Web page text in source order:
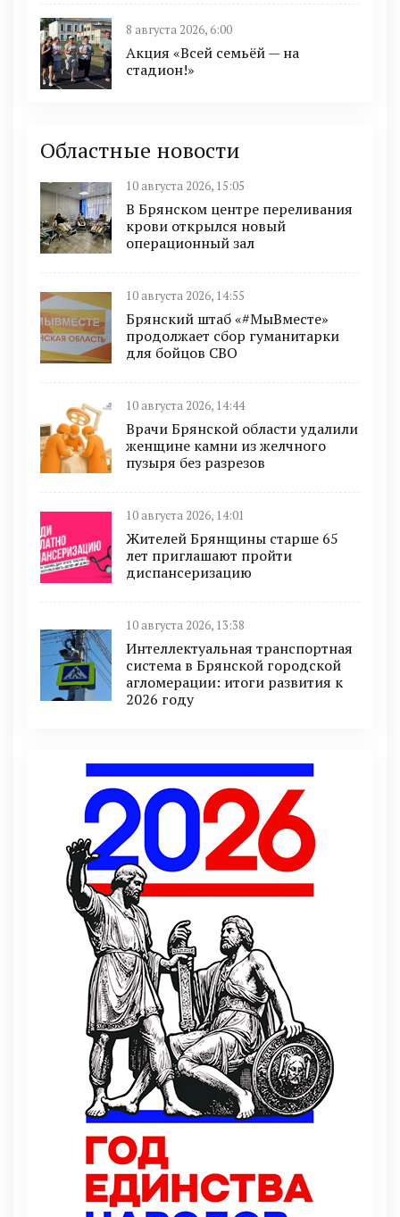
8 августа 2026, 6:00
Акция «Всей семьёй — на
стадион!»
Областные новости
10 августа 2026, 15:05
В Брянском центре переливания
крови открылся новый
операционный зал
10 августа 2026, 14:55
Брянский штаб «#МыВместе»
продолжает сбор гуманитарки
для бойцов СВО
10 августа 2026, 14:44
Врачи Брянской области удалили
женщине камни из желчного
пузыря без разрезов
10 августа 2026, 14:01
Жителей Брянщины старше 65
лет приглашают пройти
диспансеризацию
10 августа 2026, 13:38
Интеллектуальная транспортная
система в Брянской городской
агломерации: итоги развития к
2026 году